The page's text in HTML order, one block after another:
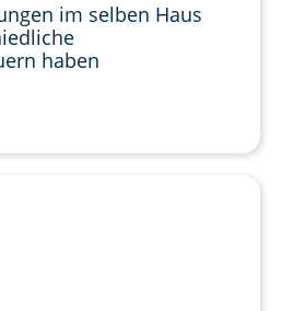
im selben Haus
haben